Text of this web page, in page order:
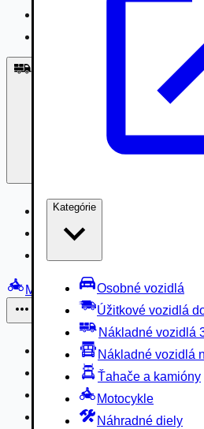
Kategórie
Osobné vozidlá
Úžitkové vozidlá
Nákladné vozidlá
Nákladné vozidlá
Ťahače a kamióny
Motocykle
Náhradné diely
Nákladné vozidlá 3,5 - 7,5t
Nákladné vozidlá nad 7,5t
Motocykle
Náhradné diely
Autobusy
Vodné/Snežné skútre,
Obytné prívesy